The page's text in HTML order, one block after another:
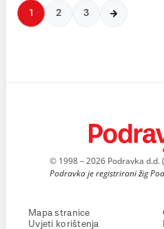
1 2 3
© 1998 – 2026 Podravka
Podravka je registrirani žig
Mapa stranice
Uvjeti korištenja